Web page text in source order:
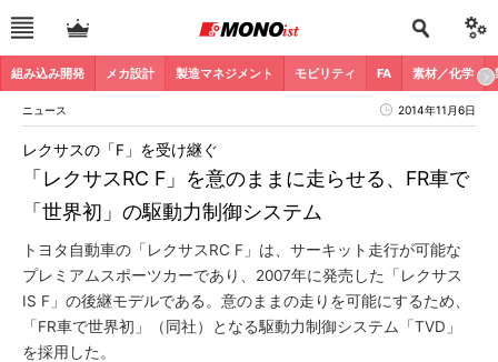
組み込み開発 メカ設計 製造マネジメント モビリティ FA 素材／化学
ニュース 2014年11月6日
「レクサスRC F」を意のままに走らせる、FR車で
「世界初」の駆動力制御システム
レクサスの「F」を受け継ぐ
トヨタ自動車の「レクサスRC F」は、サーキット走行が可能な
プレミアムスポーツカーであり、2007年に発売した「レクサス
IS F」の後継モデルである。意のままの走りを可能にするため、
「FR車で世界初」（同社）となる駆動力制御システム「TVD」
を採用した。